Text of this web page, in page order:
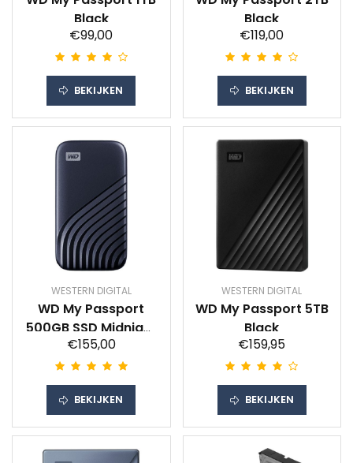
Black
€99,00
BEKIJKEN
Black
€119,00
BEKIJKEN
WESTERN DIGITAL
WD My Passport
500GB SSD Midnight
Blue
€155,00
BEKIJKEN
WESTERN DIGITAL
WD My Passport 5TB
Black
€159,95
BEKIJKEN